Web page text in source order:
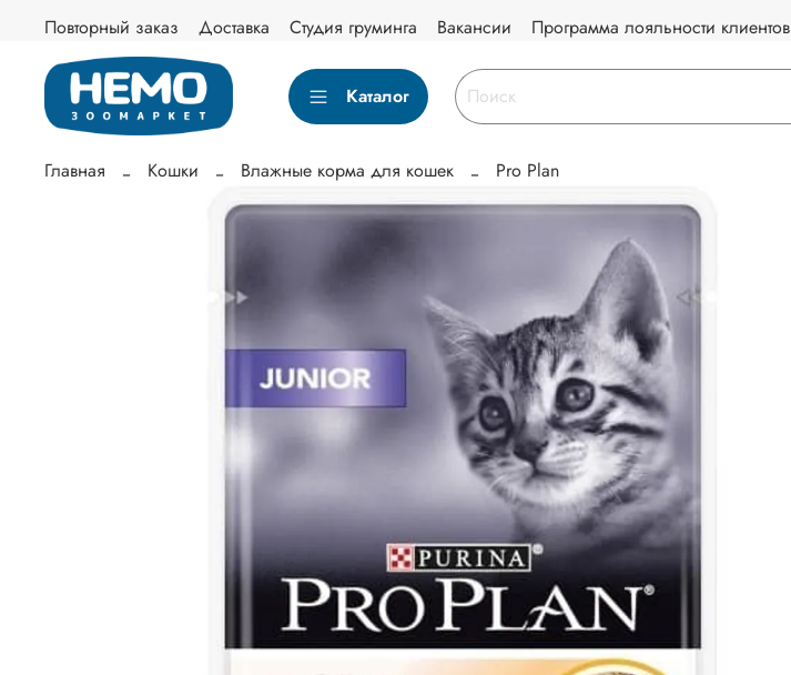
Повторный заказ Доставка Студия груминга Вакансии Программа лояльности клиентов
Каталог
Главная Кошки Влажные корма для кошек
Pro Plan